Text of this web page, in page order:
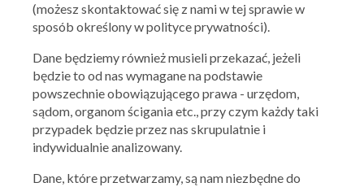
KFC
Iced Latte za 3 zł!
19.06.2026 - 22.06.2026
(możesz skontaktować się z nami w tej sprawie w
sposób określony w polityce prywatności).
Dane będziemy również musieli przekazać, jeżeli
będzie to od nas wymagane na podstawie
powszechnie obowiązującego prawa - urzędom,
sądom, organom ścigania etc., przy czym każdy taki
przypadek będzie przez nas skrupulatnie i
indywidualnie analizowany.
Dane, które przetwarzamy, są nam niezbędne do